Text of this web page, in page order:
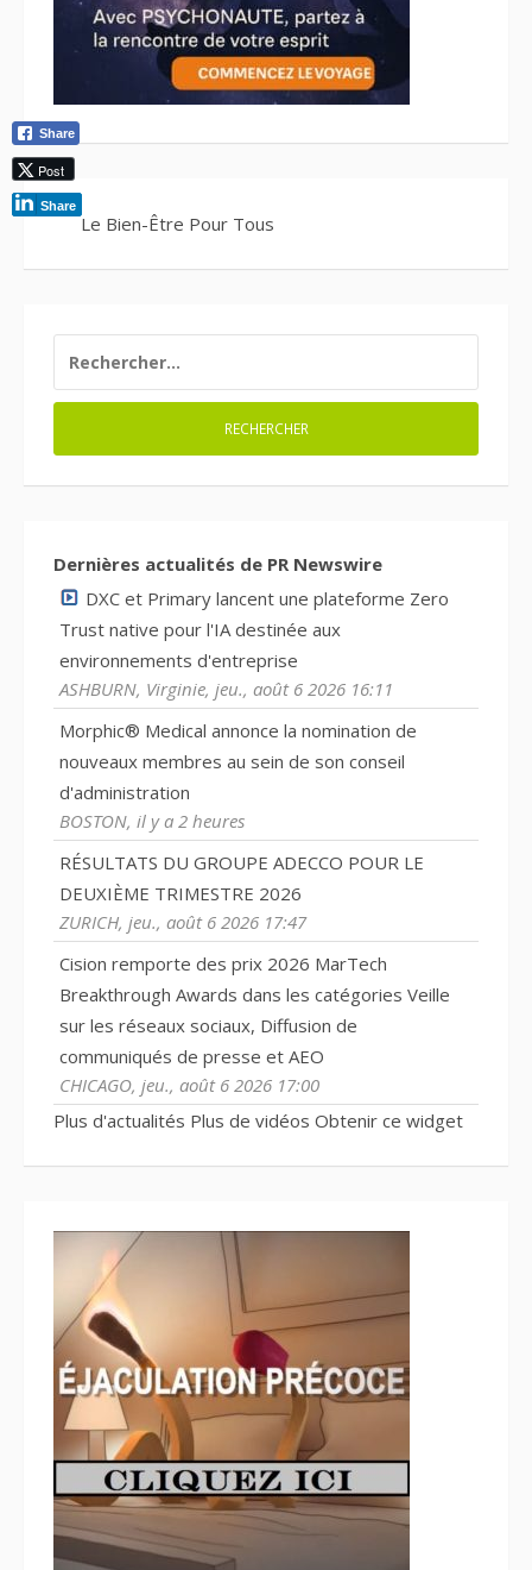
Le Bien-Être Pour Tous
Dernières actualités de PR Newswire
DXC et Primary lancent une plateforme Zero
Trust native pour l'IA destinée aux
environnements d'entreprise
ASHBURN, Virginie, jeu., août 6 2026 16:11
Morphic® Medical annonce la nomination de
nouveaux membres au sein de son conseil
d'administration
BOSTON, il y a 2 heures
RÉSULTATS DU GROUPE ADECCO POUR LE
DEUXIÈME TRIMESTRE 2026
ZURICH, jeu., août 6 2026 17:47
Cision remporte des prix 2026 MarTech
Breakthrough Awards dans les catégories Veille
sur les réseaux sociaux, Diffusion de
communiqués de presse et AEO
CHICAGO, jeu., août 6 2026 17:00
Plus d'actualités Plus de vidéos Obtenir ce widget
Share
Post
Share